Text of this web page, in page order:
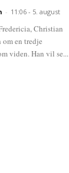
- 11:06 - 5. august
Christian
om en tredje
viden. Han vil se...